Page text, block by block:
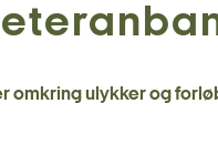
ulykker og